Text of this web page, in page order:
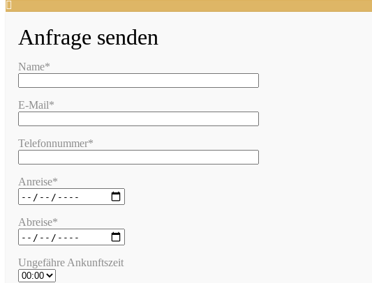
Anfrage senden
Name*
E-Mail*
Telefonnummer*
Anreise*
Abreise*
Ungefähre Ankunftszeit